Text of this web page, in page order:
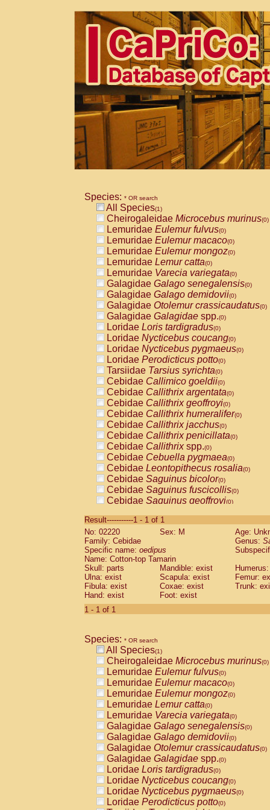
Species: * OR search
All Species(1)
Cheirogaleidae Microcebus murinus(0)
Lemuridae Eulemur fulvus(0)
Lemuridae Eulemur macaco(0)
Lemuridae Eulemur mongoz(0)
Lemuridae Lemur catta(0)
Lemuridae Varecia variegata(0)
Galagidae Galago senegalensis(0)
Galagidae Galago demidovii(0)
Galagidae Otolemur crassicaudatus(0)
Galagidae Galagidae spp.(0)
Loridae Loris tardigradus(0)
Loridae Nycticebus coucang(0)
Loridae Nycticebus pygmaeus(0)
Loridae Perodicticus potto(0)
Tarsiidae Tarsius syrichta(0)
Cebidae Callimico goeldii(0)
Cebidae Callithrix argentata(0)
Cebidae Callithrix geoffroyi(0)
Cebidae Callithrix humeralifer(0)
Cebidae Callithrix jacchus(0)
Cebidae Callithrix penicillata(0)
Cebidae Callithrixspp.(0)
Cebidae Cebuella pygmaea(0)
Cebidae Leontopithecus rosalia(0)
Cebidae Saguinus bicolor(0)
Cebidae Saguinus fuscicollis(0)
Cebidae Saguinus geoffroyi(0)
CebidaeSaguinus labiatus(0)
Cebidae Saguinus leucopus (0)
Cebidae
CebidaeSaguinus mystax
Cebidae Saguinus nigricollis (0)
Cebidae Saguinus oedipus
Cebidae Saguinus weddelli
Cebidae Saguinusspp.
Cebidae
CebidaeCebus capucinus
CebidaeCebus nigrivittatus
CebidaeCebus spp.(0)
CebidaeSaimiri boliviensis(0)
CebidaeSaimiri sciureus(0)
AtelidaeAlouatta caraya(0)
AtelidaeAlouatta fusca(0)
AtelidaeAlouatta seniculus(0)
AtelidaeAlouattaspp.(0)
AtelidaeAteles belzebuth(0)
AtelidaeAteles geoffroyi(0)
AtelidaeAteles paniscus(0)
AtelidaeAtelesspp.(0)
AtelidaeLagothrix lagothricha(0)
AtelidaeLagothrix lagothricha cana
PitheciidaeCacajao calvus
Result-----------1 - 1 of 1
No: 02220
Sex: M
Age:
Family: Cebidae
Genus:
Specific name: oedipus
Name: Cotton-top Tamarin
Skull: parts
Mandible: exist
Ulna: exist
Scapula: exist
Femur:
Fibula: exist
Coxae: exist
Trunk:
Hand: exist
Foot: exist
1 - 1 of 1
Species: * OR search
All Species(1)
Cheirogaleidae Microcebus murinus(0)
Lemuridae Eulemur fulvus(0)
Lemuridae Eulemur macaco(0)
Lemuridae Eulemur mongoz(0)
Lemuridae Lemur catta(0)
Lemuridae Varecia variegata(0)
Galagidae Galago senegalensis(0)
Galagidae Galago demidovii(0)
Galagidae Otolemur crassicaudatus(0)
Galagidae Galagidae spp.(0)
Loridae Loris tardigradus(0)
Loridae Nycticebus coucang(0)
Loridae Nycticebus pygmaeus(0)
Loridae Perodicticus potto(0)